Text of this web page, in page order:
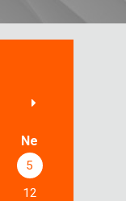
Ne
5
12